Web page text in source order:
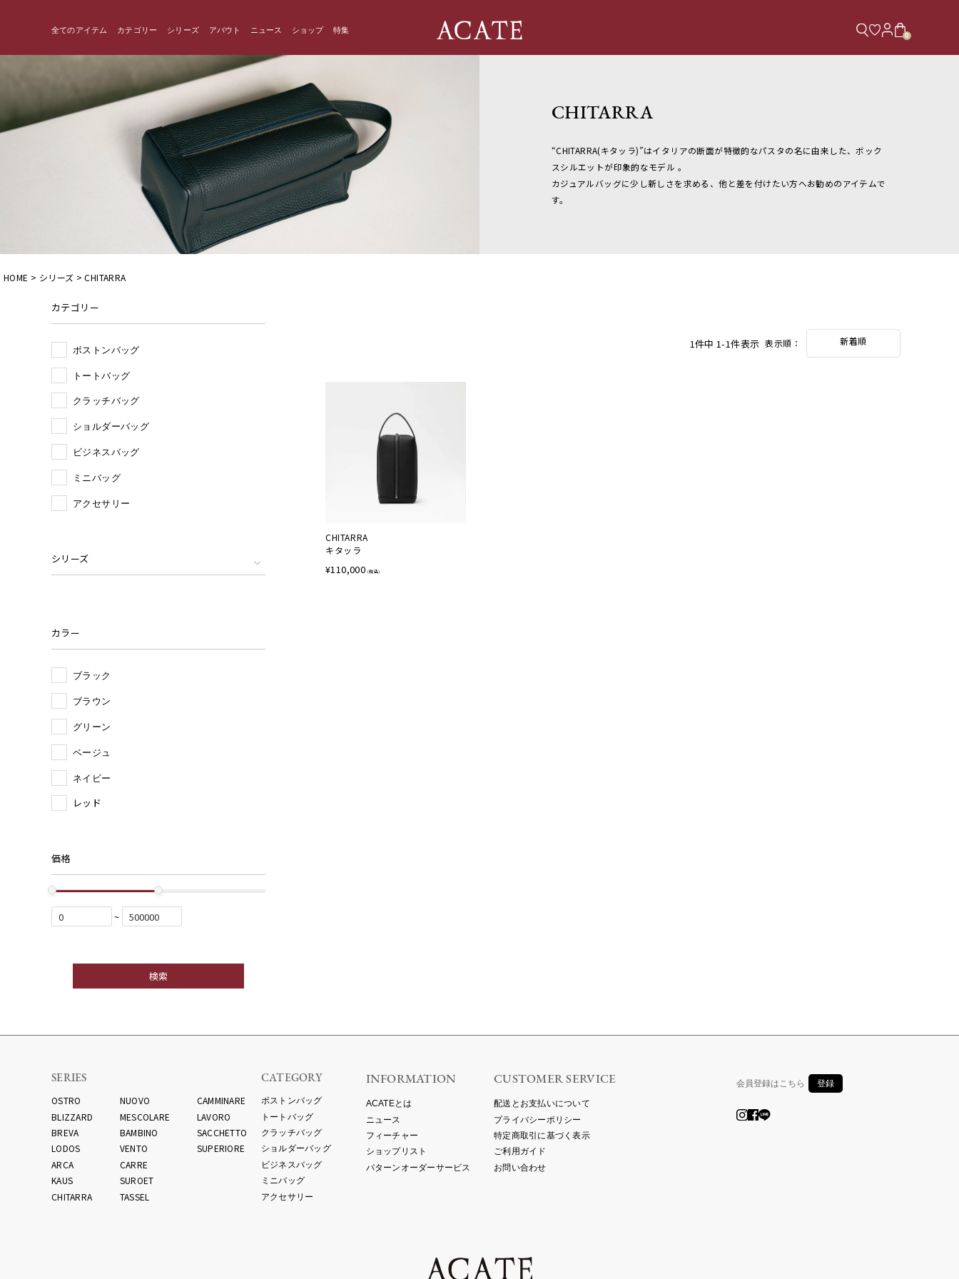
0
全てのアイテム カテゴリー シリーズ アバウト ニュース ショップ 特集
CHITARRA
“CHITARRA(キタッラ)”はイタリアの断面が特徴的なパスタの名に由来した、ボック
スシルエットが印象的なモデル 。
カジュアルバッグに少し新しさを求める、他と差を付けたい方へお勧めのアイテムで
す。
HOME シリーズ CHITARRA
カテゴリー
ボストンバッグ
トートバッグ
クラッチバッグ
ショルダーバッグ
ビジネスバッグ
ミニバッグ
アクセサリー
シリーズ
カラー
ブラック
ブラウン
グリーン
ベージュ
ネイビー
レッド
価格
~
表示順： 新着順
1件中 1-1件表示
CHITARRA
キタッラ
¥110,000
SERIES
OSTRO
BLIZZARD
BREVA
LODOS
ARCA
KAUS
CHITARRA
NUOVO
MESCOLARE
BAMBINO
VENTO
CARRE
SUROET
TASSEL
CAMMINARE
LAVORO
SACCHETTO
SUPERIORE
CATEGORY
ボストンバッグ
トートバッグ
クラッチバッグ
ショルダーバッグ
ビジネスバッグ
ミニバッグ
アクセサリー
INFORMATION
ACATEとは
ニュース
フィーチャー
ショップリスト
パターンオーダーサービス
CUSTOMER SERVICE
配送とお支払いについて
プライバシーポリシー
特定商取引に基づく表示
ご利用ガイド
お問い合わせ
会員登録はこちら 登録